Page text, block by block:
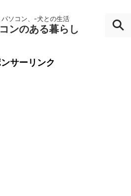
ソコン、-犬との生活
ンのある暮らし
サーリンク